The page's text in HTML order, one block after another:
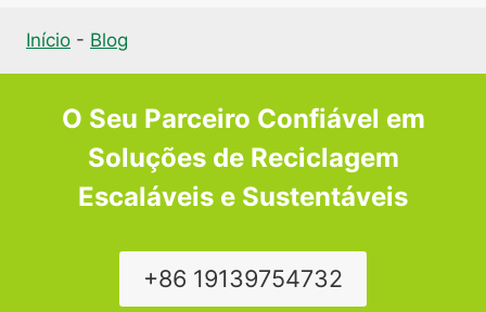
Início - Blog
O Seu Parceiro Confiável em
Soluções de Reciclagem
Escaláveis e Sustentáveis
+86 19139754732